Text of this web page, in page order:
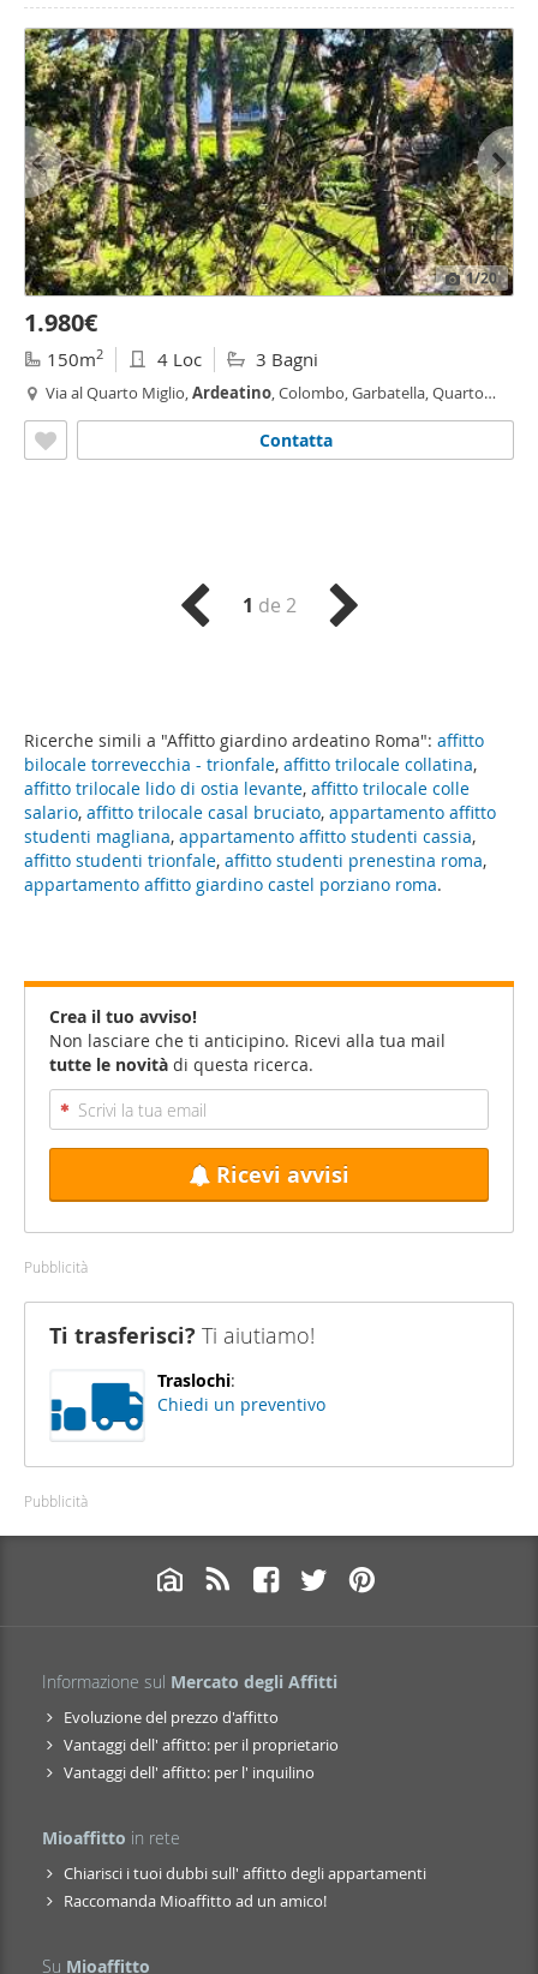
Ricerche simili a "Affitto giardino ardeatino Roma": affitto
bilocale torrevecchia - trionfale, affitto trilocale collatina,
affitto trilocale lido di ostia levante, affitto trilocale colle
salario, affitto trilocale casal bruciato, appartamento affitto
studenti magliana, appartamento affitto studenti cassia,
affitto studenti trionfale, affitto studenti prenestina roma,
appartamento affitto giardino castel porziano roma.
1/20
1.980€
150m2 4 Loc 3 Bagni
Via al Quarto Miglio,Ardeatino, Colombo, Garbatella, Quarto
Contatta
1 de 2
Crea il tuo avviso!
Non lasciare che ti anticipino. Ricevi alla tua mail
tutte le novità di questa ricerca.
Ricevi avvisi
Pubblicità
Ti trasferisci? Ti aiutiamo!
Traslochi:
Chiedi un preventivo
Pubblicità
Informazione sul Mercato degli Affitti
Evoluzione del prezzo d'affitto
Vantaggi dell' affitto: per il proprietario
Vantaggi dell' affitto: per l' inquilino
Mioaffitto in rete
Chiarisci i tuoi dubbi sull' affitto degli appartamenti
Raccomanda Mioaffitto ad un amico!
Su Mioaffitto